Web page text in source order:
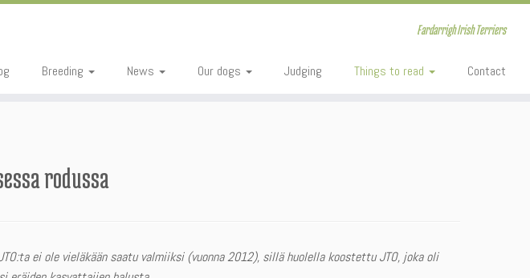
Fardarrigh Irish Terriers
Breeding News Our dogs Judging Things to read Contact
rodussa
ei ole vieläkään saatu valmiiksi (vuonna 2012), sillä huolella koostettu JTO, joka oli